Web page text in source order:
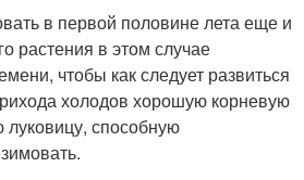
в первой половине лета еще и
растения в этом случае
чтобы как следует развиться
холодов хорошую корневую
способную